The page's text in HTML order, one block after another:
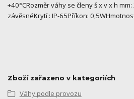
+40°CRozměr váhy se členy š x v x h
závěsnéKrytí : IP-65Příkon:
Zboží zařazeno v kategoriích
Váhy podle provozu